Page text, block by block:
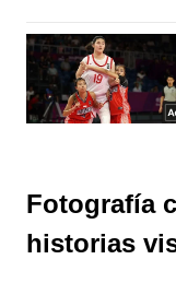
Fotografía
historias